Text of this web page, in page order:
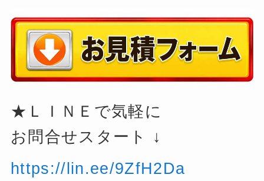
★ＬＩＮＥで気軽に
お問合せスタート ↓
https://lin.ee/9ZfH2Da